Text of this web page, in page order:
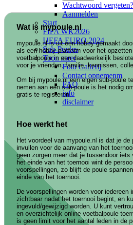
Wachtwoord vergeten?
Aanmelden
Start
FIFA WK2026
UEFA EURO 2024
Sub-Poules
Toon meer
Foto Gallerij
Contact opnemenm
FAQ
info
disclaimer
Wat is mypoule.nl
mypoule.nl is uit een hobby gemaakt
als een hobby platform voor het
voetbalpoule in een daadwerkelijk
voor je vrienden, familie, kennissen,
Om bij mypoule.nl een eigen sub-poule
nemen aan een sub-poule is het nodig
gratis te registeren.
Hoe werkt het
Het voordeel van mypoule.nl is dat je de
invullen voor de aanvang van het
geen zorgen meer dat je tussendoor
het einde van het toernooi wint de
voorspellingen, zo blijft de poule
einde van het toernooi.
De voorspellingen worden voor iedereen
zichtbaar nadat het toernooi begint, en
ingevuld/gewijzigd worden. U kunt
en overzichtelijk online voetbalpoule
is geen limit voor het aantal leden in de